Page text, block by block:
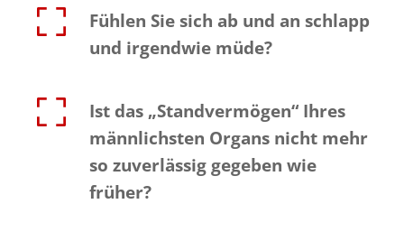
Fühlen Sie sich ab und an schlapp
und irgendwie müde?
Ist das „Standvermögen“ Ihres
männlichsten Organs nicht mehr
so zuverlässig gegeben wie
früher?